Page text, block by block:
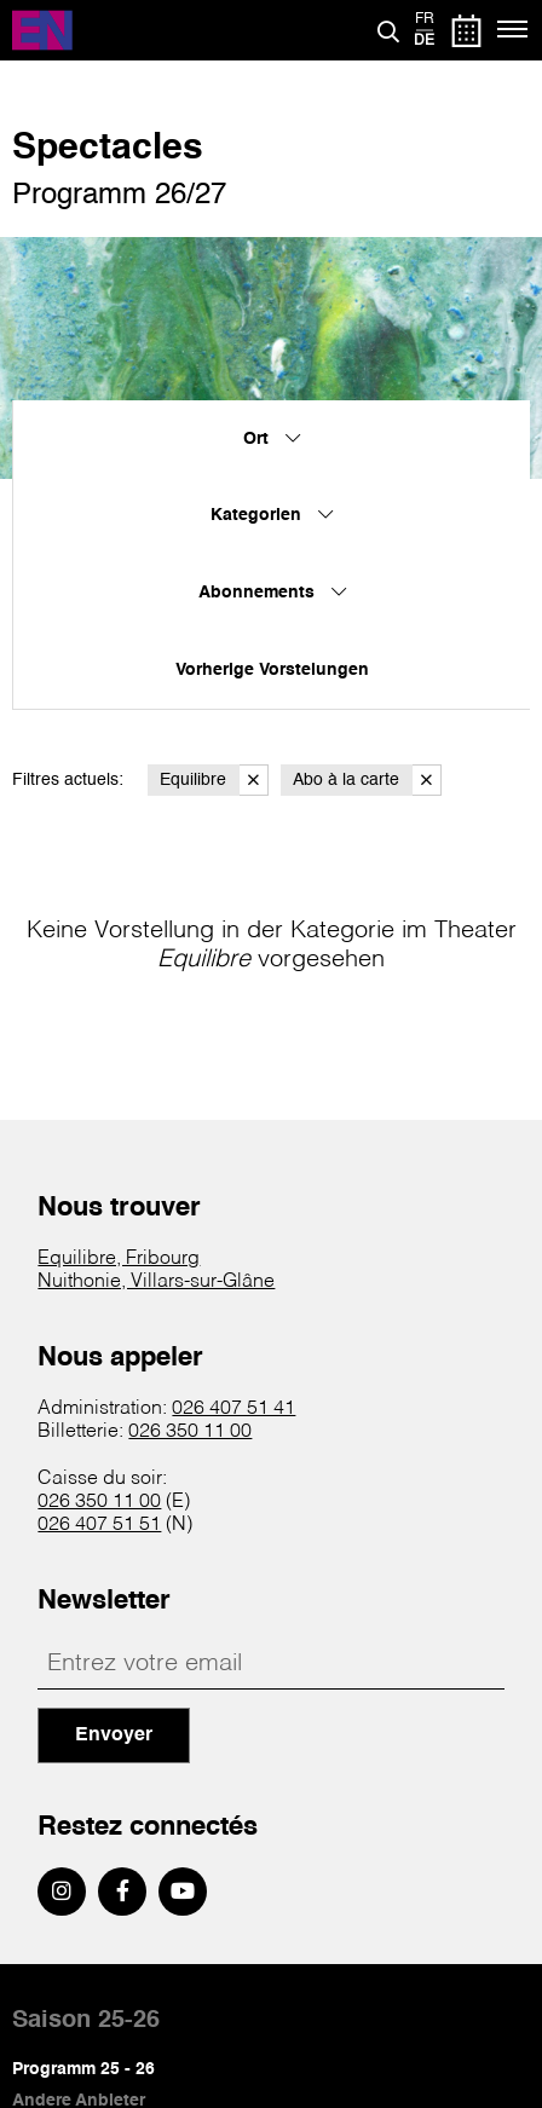
Direkt
zum
Inhalt
FR
DE
Spectacles
Programm 26/27
Ort
Kategorien
Abonnements
Vorherige Vorstelungen
Filtres actuels: Equilibre Abo à la carte
Keine Vorstellung in der Kategorie im Theater
Equilibrevorgesehen
Nous trouver
Equilibre, Fribourg
Nuithonie, Villars-sur-Glâne
Nous appeler
Administration:026 407 51 41
Billetterie:026 350 11 00
Caisse du soir:
026 350 11 00 (E)
026 407 51 51 (N)
Newsletter
Envoyer
Restez connectés
de
page
Saison 25-26
Programm 25 - 26
Andere Anbieter